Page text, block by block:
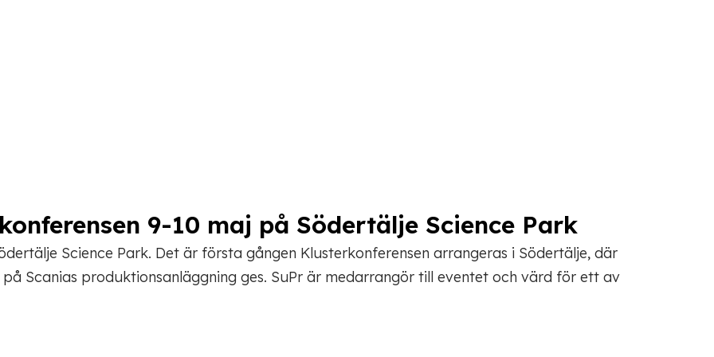
9-10 maj på Södertälje Science Park
Science Park. Det är första gången Klusterkonferensen arrangeras i Södertälje, där
Scanias produktionsanläggning ges. SuPr är medarrangör till eventet och värd för ett av